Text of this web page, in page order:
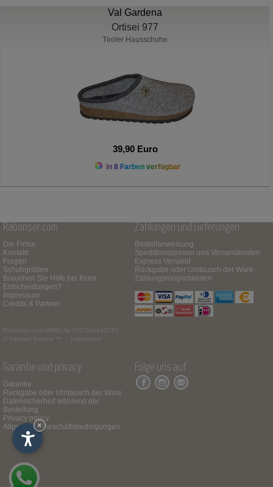
Val Gardena
Ortisei 977
Tiroler Hausschuhe
39,90 Euro
In 8 Farben verfügbar
Rabanser.com
Die Firma
Kontakt
Fragen
Schuhgrößen
Brauchen Sie Hilfe bei Ihren
Entscheidungen?
Impressum
Credits & Partner
Rabanser.com
MWSt.Nr. IT01391430210
© Internet Service ™ -
Impressum
Zahlungen und Lieferungen
Bestellanweisung
Speditionsspesen und Versandkosten
Express Versand
Rückgabe oder Umtausch der Ware
Zahlungsmöglichkeiten
Garantie und privacy
Garantie
Rückgabe oder Umtausch der Ware
Datensicherheit während der
Bestellung
Privacy policy
Allgemeine Geschäftsbedingungen
Folge uns auf
×